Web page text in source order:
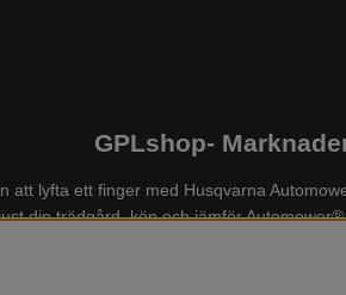
GPLshop-
att lyfta ett finger med Husqvarna
din trädgård, köp och jämför